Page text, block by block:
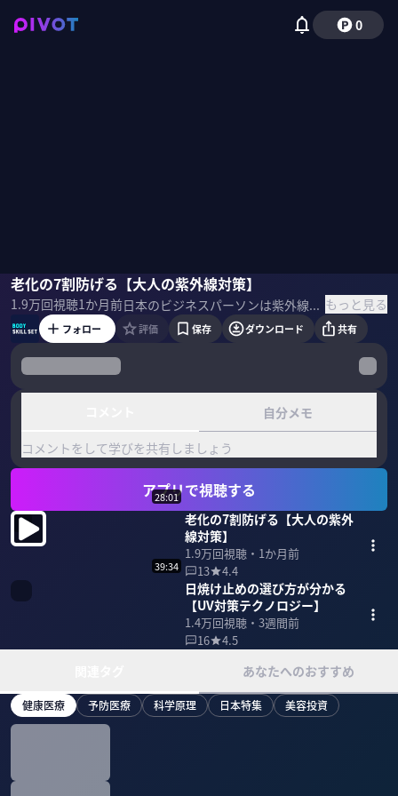
0
老化の7割防げる【大人の紫外線対策】
1.9万回視聴1か月前 日本のビジネスパーソンは紫外線対策が圧倒的に遅れている。肌の老化の7割は紫外線が原因であり、無防備な日焼けは免疫力低下や皮膚がんのリスクも招く。UVAとUVBの違いとは何か？正しい日焼け止めの選び方と塗り方とは？皮膚科医・内科医の友利新氏に徹底解説してもらった。 ＜ゲスト＞ 友利新｜内科・皮膚科医 - 東京女子医科大学卒業後、内科を経て 皮膚科へ転科 - 年間100本以上の化粧品発表会に出席 - YouTubeチャンネル 「友利新公式チャンネル（内科・皮膚科医）」で最新スキンケア情報を発信 もっと見る
友利新土屋炎伽国山ハセン
フォロー 評価 保存 ダウンロード 共有
自分メモ
コメントをして学びを共有しましょう
アプリで視聴する
28:01
老化の7割防げる【大人の紫外
線対策】
1.9万回視聴・ 1か月前
13
4.4
39:34
日焼け止めの選び方が分かる
【UV対策テクノロジー】
1.4万回視聴・ 3週間前
16
4.5
あなたへのおすすめ
健康医療 予防医療 科学原理 日本特集 美容投資